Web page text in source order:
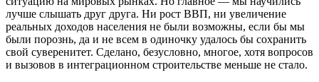
лучше слышать друг друга. Ни рост ВВП, ни увеличение
реальных доходов населения не были возможны, если бы мы
были порознь, да и не всем в одиночку удалось бы сохранить
свой суверенитет. Сделано, безусловно, многое, хотя вопросов
и вызовов в интеграционном строительстве меньше не стало.